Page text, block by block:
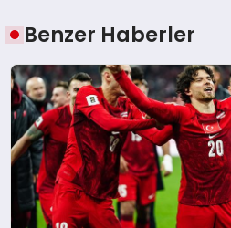
Benzer Haberler